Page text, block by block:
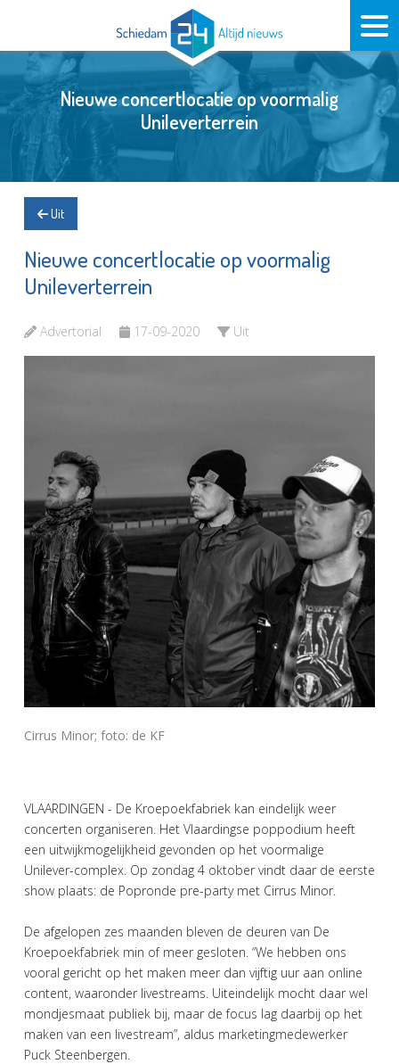
Nieuwe concertlocatie op voormalig
Unileverterrein
Uit
Nieuwe concertlocatie op voormalig
Unileverterrein
Advertorial 17-09-2020 Uit
Cirrus Minor; foto: de KF
VLAARDINGEN - De Kroepoekfabriek kan eindelijk weer
concerten organiseren. Het Vlaardingse poppodium heeft
een uitwijkmogelijkheid gevonden op het voormalige
Unilever-complex. Op zondag 4 oktober vindt daar de eerste
show plaats: de Popronde pre-party met Cirrus Minor.
De afgelopen zes maanden bleven de deuren van De
Kroepoekfabriek min of meer gesloten. “We hebben ons
vooral gericht op het maken meer dan vijftig uur aan online
content, waaronder livestreams. Uiteindelijk mocht daar wel
mondjesmaat publiek bij, maar de focus lag daarbij op het
maken van een livestream”, aldus marketingmedewerker
Puck Steenbergen.